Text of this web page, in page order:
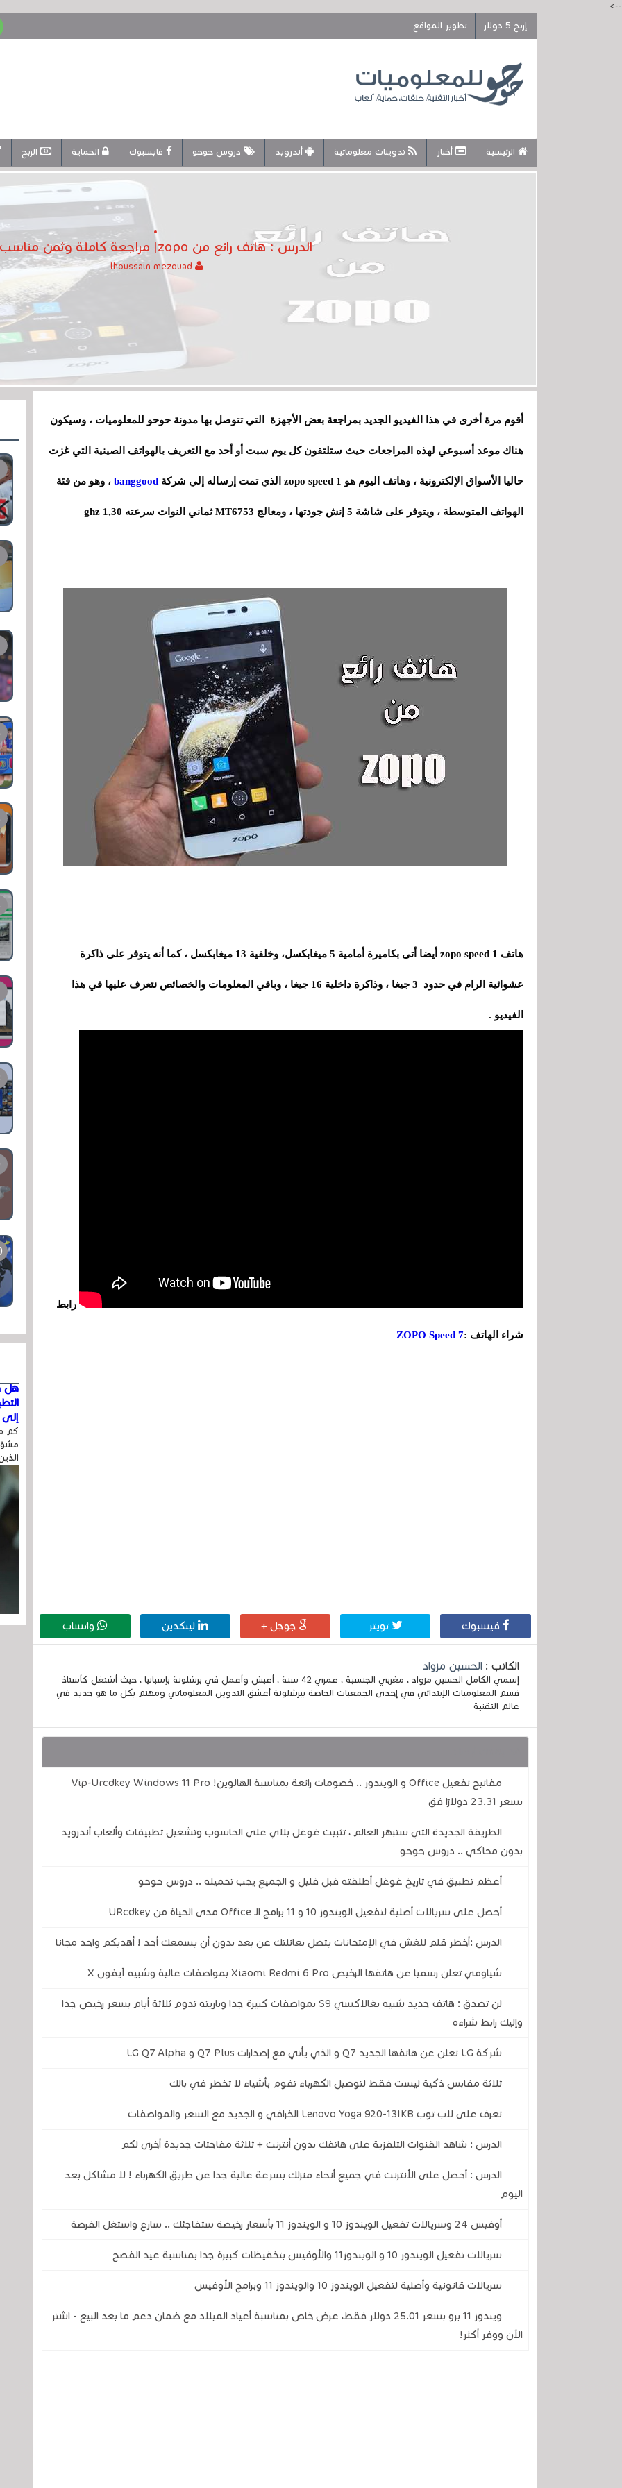
-->
إربح 5 دولار
تطوير المواقع
الرئيسية أخبار تدوينات معلوماتية أندرويد دروس حوحو فايسبوك الحماية الربح
الدرس : هاتف رائع من zopo| مراجعة كاملة وثمن مناسب
أقوم مرة أخرى في هذا الفيديو الجديد بمراجعة بعض الأجهزة التي تتوصل بها مدونة حوحو للمعلوميات ، وسيكون
هناك موعد أسبوعي لهذه المراجعات حيث ستلتقون كل يوم سبت أو أحد مع التعريف بالهواتف الصينية التي غزت
حاليا الأسواق الإلكترونية ، وهاتف اليوم هو zopo speed 1 الذي تمت إرساله إلي شركة banggood ، وهو من فئة
الهواتف المتوسطة ، ويتوفر على شاشة 5 إنش جودتها ، ومعالج MT6753 ثماني النوات سرعته 1,30 ghz
هاتف zopo speed 1 أيضا أتى بكاميرة أمامية 5 ميغابكسل، وخلفية 13 ميغابكسل ، كما أنه يتوفر على ذاكرة
عشوائية الرام في حدود 3 جيغا ، وذاكرة داخلية 16 جيغا ، وباقي المعلومات والخصائص نتعرف عليها في هذا
الفيديو .
رابط
شراء الهاتف :ZOPO Speed 7
فيسبوك تويتر جوجل + لينكدين واتساب
الكاتب : الحسين مزواد
إسمي الكامل الحسين مزواد ، مغربي الجنسية ، عمري 42 سنة ، أعيش وأعمل في برشلونة بإسبانيا ، حيث أشتغل كأستاذ
قسم المعلوميات الإبتدائي في إحدى الجمعيات الخاصة ببرشلونة أعشق التدوين المعلوماتي ومهتم بكل ما هو جديد في
عالم التقنية
مفاتيح تفعيل Office و الويندوز .. خصومات رائعة بمناسبة الهالوين! Vip-Urcdkey Windows 11 Pro
بسعر 23.31 دولارًا فق
الطريقة الجديدة التي ستبهر العالم ، تثبيت غوغل بلاي على الحاسوب وتشغيل تطبيقات وألعاب أندرويد
بدون محاكي .. دروس حوحو
أعظم تطبيق في تاريخ غوغل أطلقته قبل قليل و الجميع يجب تحميله .. دروس حوحو
أحصل على سريالات أصلية لتفعيل الويندوز 10 و 11 برامج الـ Office مدى الحياة من URcdkey
الدرس :أخطر قلم للغش في الإمتحانات يتصل بعائلتك عن بعد بدون أن يسمعك أحد ! أهديكم واحد مجانا
شياومي تعلن رسميا عن هاتفها الرخيص Xiaomi Redmi 6 Pro بمواصفات عالية وشبيه آيفون X
لن تصدق : هاتف جديد شبيه بغالاكسي S9 بمواصفات كبيرة جدا وباريته تدوم ثلاثة أيام بسعر رخيص جدا
وإليك رابط شراءه
شركة LG تعلن عن هاتفها الجديد Q7 و الذي يأتي مع إصدارات Q7 Plus و LG Q7 Alpha
ثلاثة مقابس ذكية ليست فقط لتوصيل الكهرباء تقوم بأشياء لا تخطر في بالك
تعرف على لاب توب Lenovo Yoga 920-13IKB الخرافي و الجديد مع السعر والمواصفات
الدرس : شاهد القنوات التلفزية على هاتفك بدون أنترنت + ثلاثة مفاجئات جديدة أخرى لكم
الدرس : أحصل على الأنترنت في جميع أنحاء منزلك بسرعة عالية جدا عن طريق الكهرباء ! لا مشاكل بعد
اليوم
أوفيس 24 وسريالات تفعيل الويندوز 10 و الويندوز 11 بأسعار رخيصة ستفاجئك .. سارع واستغل الفرصة
سريالات تفعيل الويندوز 10 و الويندوز11 والأوفيس بتخفيظات كبيرة جدا بمناسبة عيد الفصح
سريالات قانونية وأصلية لتفعيل الويندوز 10 والويندوز 11 وبرامج الأوفيس
ويندوز 11 برو بسعر 25.01 دولار فقط، عرض خاص بمناسبة أعياد الميلاد مع ضمان دعم ما بعد البيع - اشتر
الآن ووفر أكثر!
هل
إلى
كم